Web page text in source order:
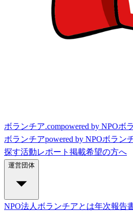
ボランチア.compowered by NPOボ
ボランチアpowered by NPOボラン
探す活動レポート 掲載希望の方へ
運営団体
NPO法人ボランチアとは年次報告